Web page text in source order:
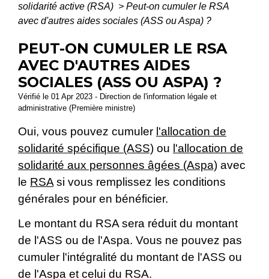
solidarité active (RSA) > Peut-on cumuler le RSA
avec d'autres aides sociales (ASS ou Aspa) ?
PEUT-ON CUMULER LE RSA
AVEC D'AUTRES AIDES
SOCIALES (ASS OU ASPA) ?
Vérifié le 01 Apr 2023 - Direction de l'information légale et
administrative (Première ministre)
Oui, vous pouvez cumuler l'allocation de
solidarité spécifique (ASS) ou l'allocation de
solidarité aux personnes âgées (Aspa) avec
le RSA si vous remplissez les conditions
générales pour en bénéficier.
Le montant du RSA sera réduit du montant
de l'ASS ou de l'Aspa. Vous ne pouvez pas
cumuler l'intégralité du montant de l'ASS ou
de l'Aspa et celui du RSA.